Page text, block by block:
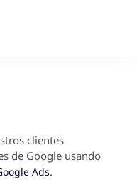
clientes
de Google usando
Ads.